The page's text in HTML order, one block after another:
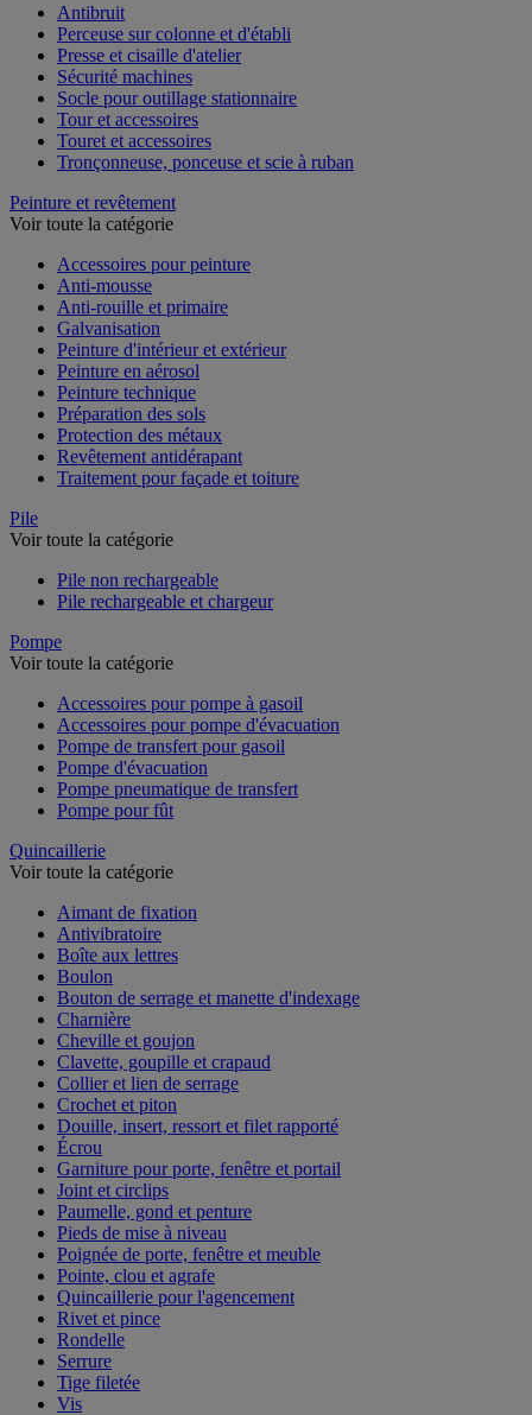
Antibruit
Perceuse sur colonne et d'établi
Presse et cisaille d'atelier
Sécurité machines
Socle pour outillage stationnaire
Tour et accessoires
Touret et accessoires
Tronçonneuse, ponceuse et scie à ruban
Peinture et revêtement
Voir toute la catégorie
Accessoires pour peinture
Anti-mousse
Anti-rouille et primaire
Galvanisation
Peinture d'intérieur et extérieur
Peinture en aérosol
Peinture technique
Préparation des sols
Protection des métaux
Revêtement antidérapant
Traitement pour façade et toiture
Pile
Voir toute la catégorie
Pile non rechargeable
Pile rechargeable et chargeur
Pompe
Voir toute la catégorie
Accessoires pour pompe à gasoil
Accessoires pour pompe d'évacuation
Pompe de transfert pour gasoil
Pompe d'évacuation
Pompe pneumatique de transfert
Pompe pour fût
Quincaillerie
Voir toute la catégorie
Aimant de fixation
Antivibratoire
Boîte aux lettres
Boulon
Bouton de serrage et manette d'indexage
Charnière
Cheville et goujon
Clavette, goupille et crapaud
Collier et lien de serrage
Crochet et piton
Douille, insert, ressort et filet rapporté
Écrou
Garniture pour porte, fenêtre et portail
Joint et circlips
Paumelle, gond et penture
Pieds de mise à niveau
Poignée de porte, fenêtre et meuble
Pointe, clou et agrafe
Quincaillerie pour l'agencement
Rivet et pince
Rondelle
Serrure
Tige filetée
Vis